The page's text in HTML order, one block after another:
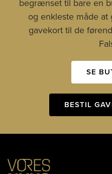
begrænset til bare en
og enkleste måde
gavekort til de
SE
BESTIL